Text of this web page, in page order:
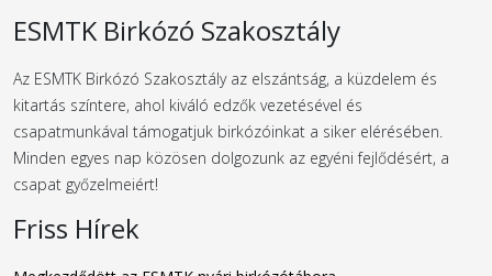
ESMTK Birkózó Szakosztály
Az ESMTK Birkózó Szakosztály az elszántság, a küzdelem és
kitartás színtere, ahol kiváló edzők vezetésével és
csapatmunkával támogatjuk birkózóinkat a siker elérésében.
Minden egyes nap közösen dolgozunk az egyéni fejlődésért, a
csapat győzelmeiért!
Friss Hírek